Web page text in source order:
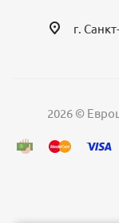
г.
2026 ©